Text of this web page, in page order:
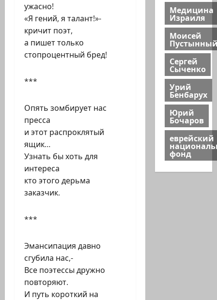
ужасно!
«Я гений, я талант!»-
кричит поэт,
а пишет только​
стопроцентный бред!
***
Опять зомбирует нас
пресса
и этот распроклятый
ящик…
Узнать бы хоть для
интереса
кто этого дерьма
заказчик.
***
Эмансипация давно
сгубила нас,-
Все поэтессы дружно
повторяют.
И путь короткий на
Медицина
Израиля
Моисей
Сергей
Сыченко
Урий
Бенбарух
Юрий
Бочаров
еврейский
фонд